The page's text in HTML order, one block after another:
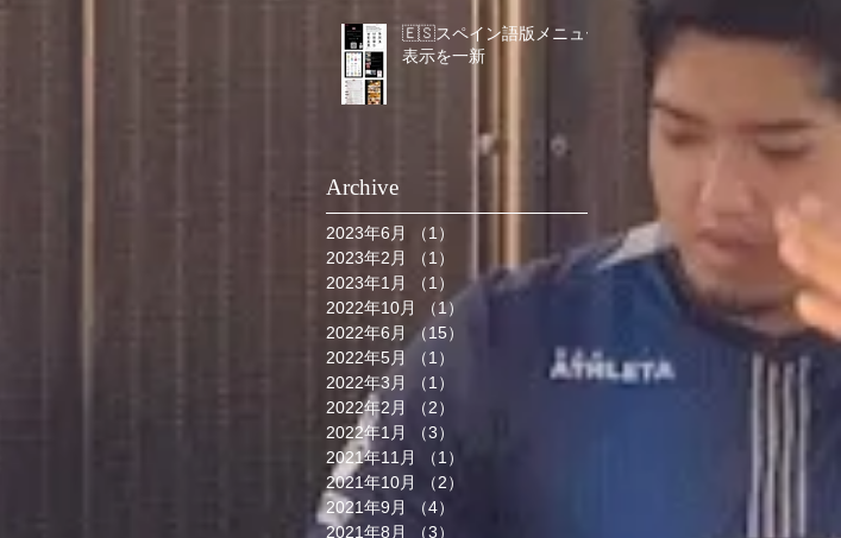
🇪🇸スペイン語版メニュー
表示を一新
Archive
2023年6月 （1）
2023年2月
（1）
1件の記事
2023年1月
（1）
1件の記事
2022年10月
（1）
2022年6月
（15）
2022年5月
（1）
2022年3月
（1）
2022年2月
（2）
2022年1月
（3）
2021年11月
（1）
2021年10月
（2）
2021年9月
（4）
2021年8月
（3）